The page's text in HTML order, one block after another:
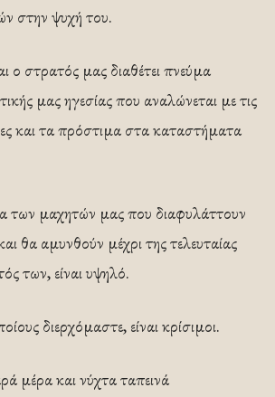
στην ψυχή του.
ο στρατός μας διαθέτει πνεύμα
μας ηγεσίας που αναλώνεται με τις
και τα πρόστιμα στα καταστήματα
των μαχητών μας που διαφυλάττουν
θα αμυνθούν μέχρι της τελευταίας
των, είναι υψηλό.
διερχόμαστε, είναι κρίσιμοι.
μέρα και νύχτα ταπεινά